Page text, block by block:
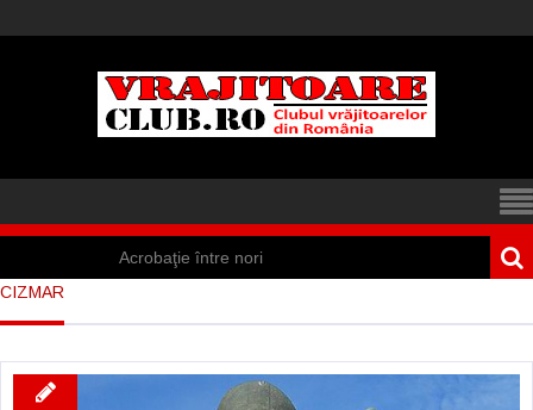
Acrobaţie între nori
Marea vânătoare
CIZMAR